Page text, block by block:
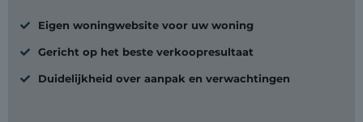
Eigen woningwebsite voor uw woning
Gericht op het beste verkoopresultaat
Duidelijkheid over aanpak en verwachtingen